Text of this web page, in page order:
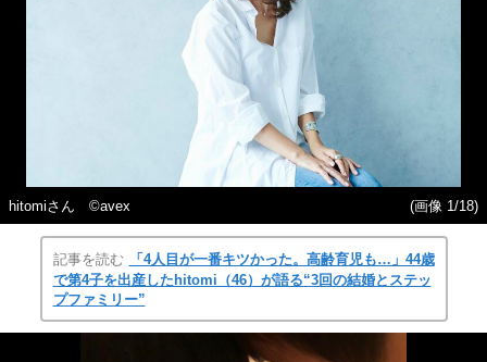
hitomiさん ©avex (画像 1/18)
記事を読む
「4人目が一番キツかった。高齢育児も…」44歳
で第4子を出産したhitomi（46）が語る“3回の結婚とステッ
プファミリー”